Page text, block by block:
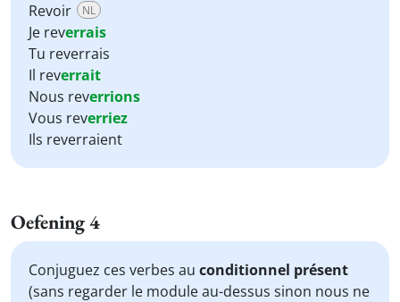
Revoir
NL
Je reverrais
Tu reverrais
Il reverrait
Nous reverrions
Vous reverriez
Ils reverraient
Oefening 4
Conjuguez ces verbes au conditionnel présent
(sans regarder le module au-dessus sinon nous ne